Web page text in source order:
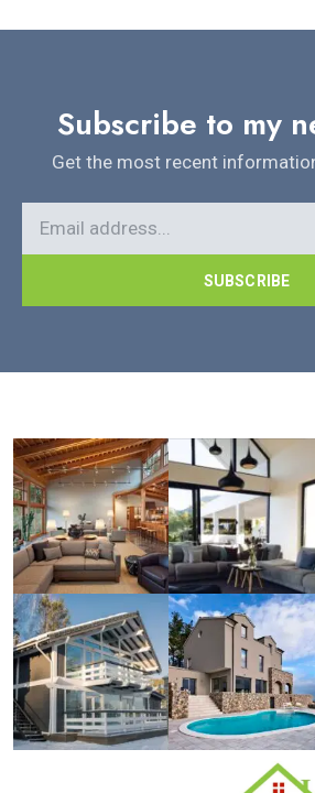
Subscribe to my
Get the most recent
SUBSCRIBE